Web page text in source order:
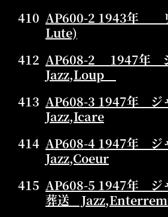
410 AP600-2 1943年
Lute)
412 AP608-2 1947年
Jazz,Loup
413 AP608-3 1947年 ジ
Jazz,Icare
414 AP608-4 1947年
Jazz,Coeur
415 AP608-5 1947年 ジ
葬送